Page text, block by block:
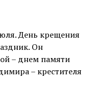
День крещения
Он
– днем памяти
– крестителя